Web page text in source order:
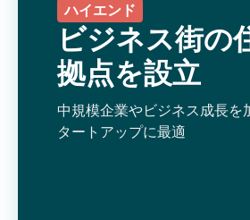
ハイエンド
ビジネス街の
拠点を設立
中規模企業やビジネス成長を
タートアップに最適